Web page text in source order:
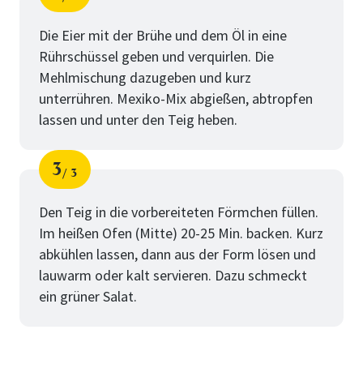
Schritt
von
Die Eier mit der Brühe und dem Öl in eine
Rührschüssel geben und verquirlen. Die
Mehlmischung dazugeben und kurz
unterrühren. Mexiko-Mix abgießen, abtropfen
lassen und unter den Teig heben.
Schritt
3
von
3
Den Teig in die vorbereiteten Förmchen füllen.
Im heißen Ofen (Mitte) 20-25 Min. backen. Kurz
abkühlen lassen, dann aus der Form lösen und
lauwarm oder kalt servieren. Dazu schmeckt
ein grüner Salat.